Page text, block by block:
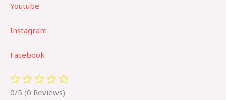
Youtube
Instagram
Facebook
0/5 (0 Reviews)